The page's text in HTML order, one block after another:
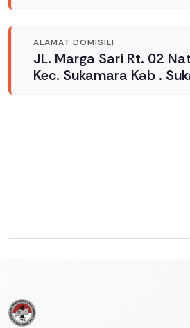
ALAMAT DOMISILI
JL. Marga Sari Rt. 02
Kec. Sukamara Kab .